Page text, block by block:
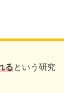
るという研究